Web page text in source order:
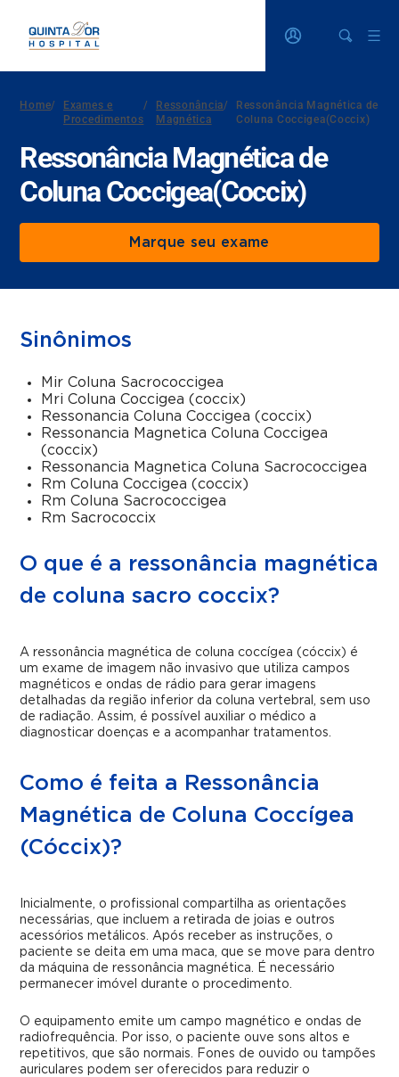
Home/
Exames e
Procedimentos
/
Ressonância
Magnética
/
Ressonância Magnética de
Coluna Coccigea(Coccix)
Ressonância Magnética de
Coluna Coccigea(Coccix)
Marque seu exame
Sinônimos
Mir Coluna Sacrococcigea
Mri Coluna Coccigea (coccix)
Ressonancia Coluna Coccigea (coccix)
Ressonancia Magnetica Coluna Coccigea
(coccix)
Ressonancia Magnetica Coluna Sacrococcigea
Rm Coluna Coccigea (coccix)
Rm Coluna Sacrococcigea
Rm Sacrococcix
O que é a ressonância magnética
de coluna sacro coccix?
A ressonância magnética de coluna coccígea (cóccix) é
um exame de imagem não invasivo que utiliza campos
magnéticos e ondas de rádio para gerar imagens
detalhadas da região inferior da coluna vertebral, sem uso
de radiação. Assim, é possível auxiliar o médico a
diagnosticar doenças e a acompanhar tratamentos.
Como é feita a Ressonância
Magnética de Coluna Coccígea
(Cóccix)?
Inicialmente, o profissional compartilha as orientações
necessárias, que incluem a retirada de joias e outros
acessórios metálicos. Após receber as instruções, o
paciente se deita em uma maca, que se move para dentro
da máquina de ressonância magnética. É necessário
permanecer imóvel durante o procedimento.
O equipamento emite um campo magnético e ondas de
radiofrequência. Por isso, o paciente ouve sons altos e
repetitivos, que são normais. Fones de ouvido ou tampões
auriculares podem ser oferecidos para reduzir o